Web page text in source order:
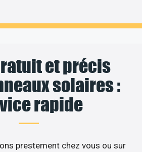
et précis
solaires :
rapide
prestement chez vous ou sur